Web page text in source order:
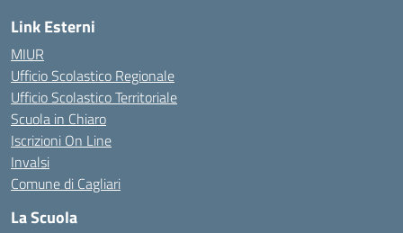
Link Esterni
MIUR
Ufficio Scolastico Regionale
Ufficio Scolastico Territoriale
Scuola in Chiaro
Iscrizioni On Line
Invalsi
Comune di Cagliari
La Scuola